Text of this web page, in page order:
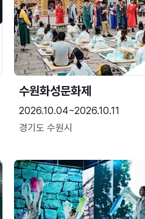
수원화성문화제
2026.10.04~2026.10.11
경기도 수원시